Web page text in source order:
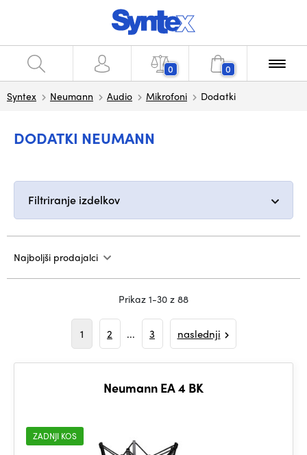
0 0
Syntex Neumann Audio Mikrofoni Dodatki
DODATKI NEUMANN
Filtriranje izdelkov
Najboljši prodajalci
Prikaz 1-30 z 88
1 2 ... 3 naslednji
Neumann EA 4 BK
ZADNJI KOS